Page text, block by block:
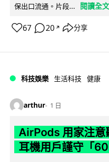
保出口流通。片段...
閱讀全文
67 20 ↗ 分享
科技娛樂 生活科技 健康
arthur 1 日
AirPods 用家注意
耳機用戶謹守「